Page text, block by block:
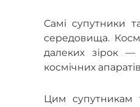
Самі супутники
середовища.
далеких зірок
космічних
Цим супутникам